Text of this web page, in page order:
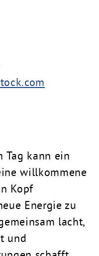
Tag kann ein
willkommene
Kopf
Energie zu
lacht,
und